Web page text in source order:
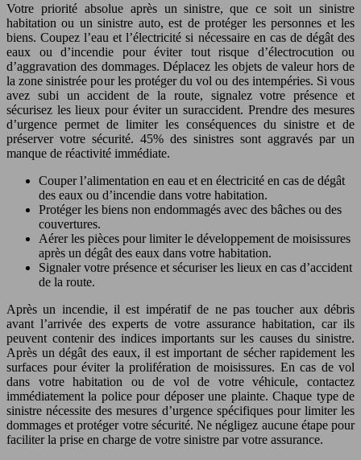
Votre priorité absolue après un sinistre, que ce soit un sinistre
habitation ou un sinistre auto, est de protéger les personnes et les
biens. Coupez l’eau et l’électricité si nécessaire en cas de dégât des
eaux ou d’incendie pour éviter tout risque d’électrocution ou
d’aggravation des dommages. Déplacez les objets de valeur hors de
la zone sinistrée pour les protéger du vol ou des intempéries. Si vous
avez subi un accident de la route, signalez votre présence et
sécurisez les lieux pour éviter un suraccident. Prendre des mesures
d’urgence permet de limiter les conséquences du sinistre et de
préserver votre sécurité. 45% des sinistres sont aggravés par un
manque de réactivité immédiate.
Couper l’alimentation en eau et en électricité en cas de dégât
des eaux ou d’incendie dans votre habitation.
Protéger les biens non endommagés avec des bâches ou des
couvertures.
Aérer les pièces pour limiter le développement de moisissures
après un dégât des eaux dans votre habitation.
Signaler votre présence et sécuriser les lieux en cas d’accident
de la route.
Après un incendie, il est impératif de ne pas toucher aux débris
avant l’arrivée des experts de votre assurance habitation, car ils
peuvent contenir des indices importants sur les causes du sinistre.
Après un dégât des eaux, il est important de sécher rapidement les
surfaces pour éviter la prolifération de moisissures. En cas de vol
dans votre habitation ou de vol de votre véhicule, contactez
immédiatement la police pour déposer une plainte. Chaque type de
sinistre nécessite des mesures d’urgence spécifiques pour limiter les
dommages et protéger votre sécurité. Ne négligez aucune étape pour
faciliter la prise en charge de votre sinistre par votre assurance.